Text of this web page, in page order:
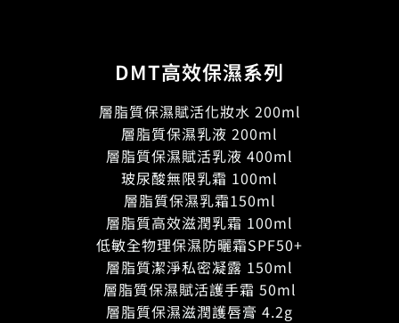
DMT高效保濕系列
層脂質保濕賦活化妝水 200ml
層脂質保濕乳液 200ml
層脂質保濕賦活乳液 400ml
玻尿酸無限乳霜 100ml
層脂質保濕乳霜150ml
層脂質高效滋潤乳霜 100ml
低敏全物理保濕防曬霜SPF50+
層脂質潔淨私密凝露 150ml
層脂質保濕賦活護手霜 50ml
層脂質保濕滋潤護唇膏 4.2g